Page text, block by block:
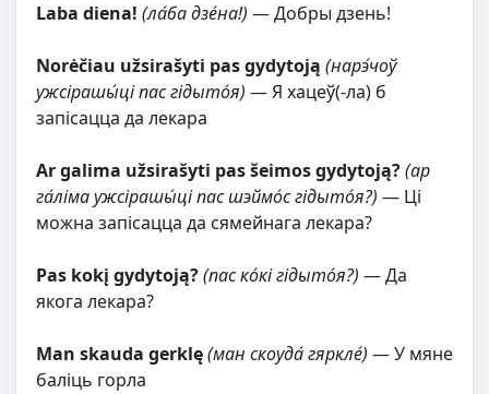
Laba diena! (ла́ба дзе́на!) — Добры дзень!
Norėčiau užsirašyti pas gydytoją (нарэ́чоў
ужсірашы́ці пас гідыто́я) — Я хацеў(-ла) б
запісацца да лекара
Ar galima užsirašyti pas šeimos gydytoją?(ар
га́ліма ужсірашы́ці пас шэймо́с гідыто́я?) — Ці
можна запісацца да сямейнага лекара?
Pas kokį gydytoją?(пас ко́кі гідыто́я?) — Да
якога лекара?
Man skauda gerklę(ман скоуда́ гяркле́) — У мяне
баліць горла